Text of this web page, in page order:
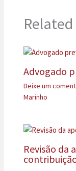
Advogado
Deixe um
Marinho
Revisão da